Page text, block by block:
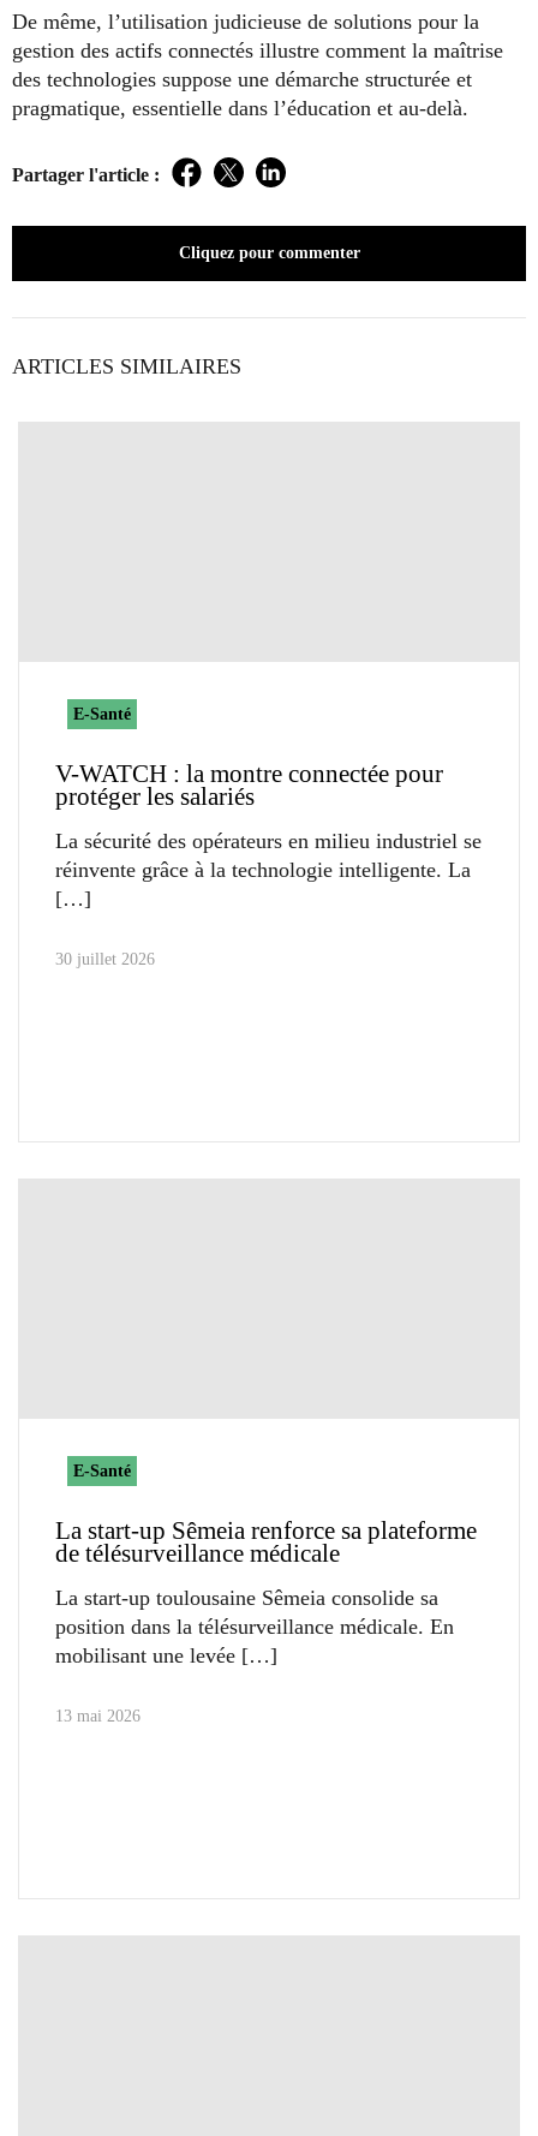
De même, l’utilisation judicieuse de solutions pour la
gestion des actifs connectés illustre comment la maîtrise
des technologies suppose une démarche structurée et
pragmatique, essentielle dans l’éducation et au-delà.
Partager l'article : Facebook
TwitterLinkedIn
Cliquez pour commenter
ARTICLES SIMILAIRES
E-Santé
V-WATCH : la montre connectée pour
protéger les salariés
La sécurité des opérateurs en milieu industriel se
réinvente grâce à la technologie intelligente. La
30 juillet 2026
E-Santé
La start-up Sêmeia renforce sa plateforme
de télésurveillance médicale
La start-up toulousaine Sêmeia consolide sa
position dans la télésurveillance médicale. En
mobilisant une levée
13 mai 2026